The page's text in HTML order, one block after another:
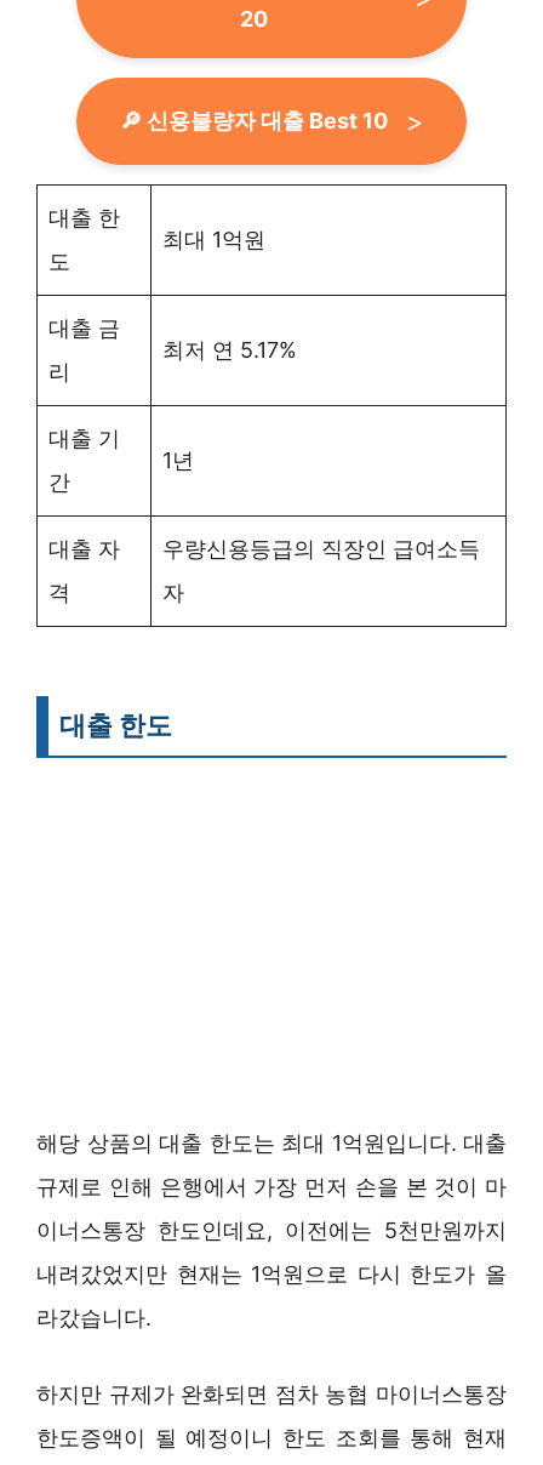
20
🔎 신용불량자 대출 Best 10
대출 한
도
최대 1억원
대출 금
리
최저 연 5.17%
대출 기
간
1년
대출 자
격
우량신용등급의 직장인 급여소득
자
대출 한도
해당 상품의 대출 한도는 최대 1억원입니다. 대출
규제로 인해 은행에서 가장 먼저 손을 본 것이 마
이너스통장 한도인데요, 이전에는 5천만원까지
내려갔었지만 현재는 1억원으로 다시 한도가 올
라갔습니다.
하지만 규제가 완화되면 점차 농협 마이너스통장
한도증액이 될 예정이니 한도 조회를 통해 현재